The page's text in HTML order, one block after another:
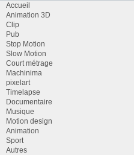
Accueil
Animation 3D
Clip
Pub
Stop Motion
Slow Motion
Court métrage
Machinima
pixelart
Timelapse
Documentaire
Musique
Motion design
Animation
Sport
Autres